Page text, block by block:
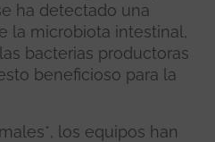
ha detectado una
la microbiota intestinal,
bacterias productoras
beneficioso para la
los equipos han